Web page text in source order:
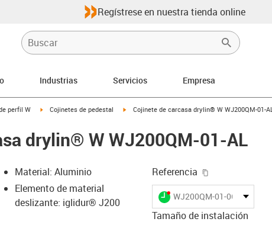
Regístrese en nuestra tienda online
Industrias Servicios Empresa
right
perfil W igus-icon-arrow-right
Cojinetes de pedestal igus-icon-arrow-right
Cojinete de carcasa drylin® W WJ200QM-01-AL
drylin® W WJ200QM-01-AL
Material: Aluminio
Elemento de material
deslizante: iglidur® J200
Referencia
igus-icon-lieferzeit-dot
WJ200QM-01-06-AL
Tamaño de instalación